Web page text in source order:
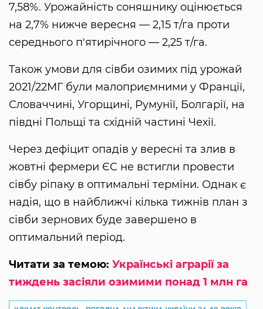
7,58%. Урожайність соняшнику оцінюється
на 2,7% нижче вересня — 2,15 т/га проти
середнього п'ятирічного — 2,25 т/га.
Також умови для сівби озимих під урожай
2021/22МГ були малоприємними у Франції,
Словаччині, Угорщині, Румунії, Болгарії, на
півдні Польщі та східній частині Чехії.
Через дефіцит опадів у вересні та злив в
жовтні фермери ЄС не встигли провести
сівбу ріпаку в оптимальні терміни. Однак є
надія, що в найближчі кілька тижнів план з
сівби зернових буде завершено в
оптимальний період.
Читати за темою: Українські аграрії за
тиждень засіяли озимими понад 1 млн га